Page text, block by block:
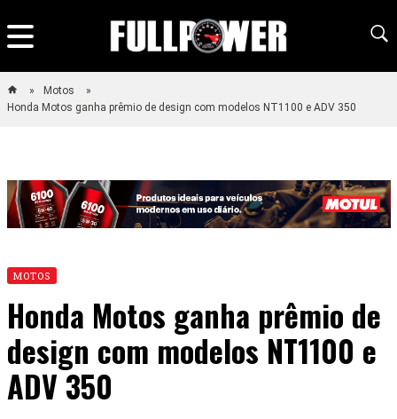
Motos
Honda Motos ganha prêmio de design com modelos NT1100 e ADV 350
MOTOS
Honda Motos ganha prêmio de
design com modelos NT1100 e
ADV 350